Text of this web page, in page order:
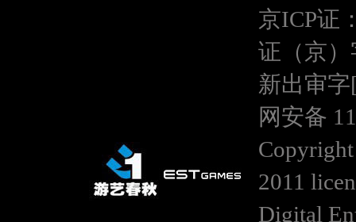
京ICP证
证（京）
新出审
网安备
2011
Digital